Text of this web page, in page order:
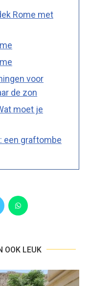
Rome met
voor
de zon
moet je
een graftombe
OOK LEUK